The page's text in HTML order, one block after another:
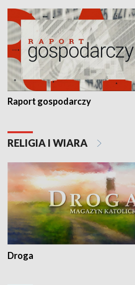
Raport gospodarczy
RELIGIA I WIARA
Droga